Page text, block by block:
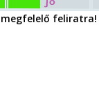
feliratra!